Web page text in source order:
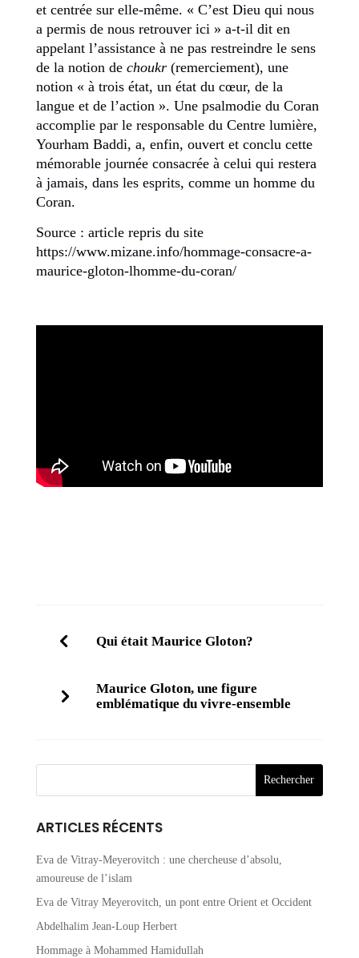
et centrée sur elle-même. « C’est Dieu qui nous
a permis de nous retrouver ici » a-t-il dit en
appelant l’assistance à ne pas restreindre le sens
de la notion de choukr(remerciement), une
notion « à trois état, un état du cœur, de la
langue et de l’action ». Une psalmodie du Coran
accomplie par le responsable du Centre lumière,
Yourham Baddi, a, enfin, ouvert et conclu cette
mémorable journée consacrée à celui qui restera
à jamais, dans les esprits, comme un homme du
Coran.
Source : article repris du site
https://www.mizane.info/hommage-consacre-a-
maurice-gloton-lhomme-du-coran/
Qui était Maurice Gloton?
Maurice Gloton, une figure
emblématique du vivre-ensemble
ARTICLES RÉCENTS
Eva de Vitray-Meyerovitch : une chercheuse d’absolu,
amoureuse de l’islam
Eva de Vitray Meyerovitch, un pont entre Orient et Occident
Abdelhalim Jean-Loup Herbert
Hommage à Mohammed Hamidullah